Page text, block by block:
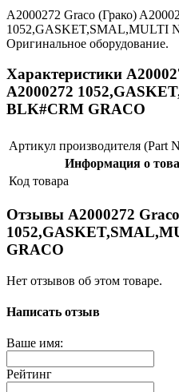
A2000272 Graco (Грако)
1052,GASKET,SMAL,MULTI
Оригинальное оборудование.
Характеристики
A2000272
BLK#CRM GRACO
Артикул производителя (Part
Информация о
Код товара
Отзывы A2000272
GRACO
Нет отзывов об этом товаре.
Написать отзыв
Ваше имя:
Рейтинг